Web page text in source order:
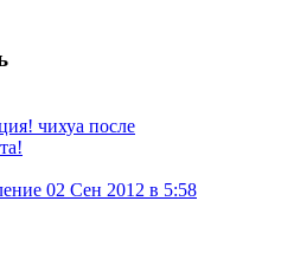
чихуа после
02 Сен 2012 в 5:58